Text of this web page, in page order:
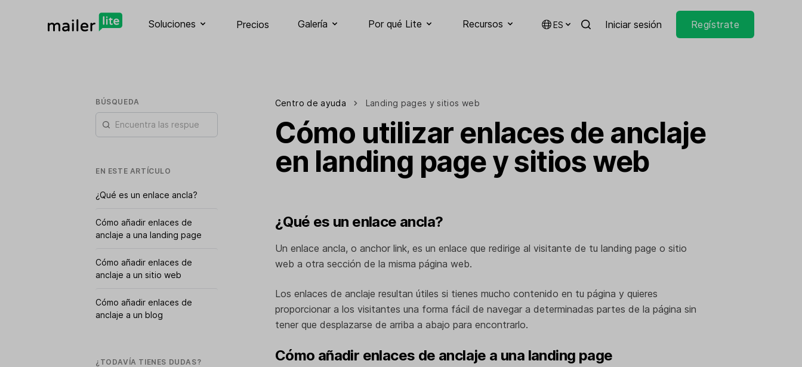
Soluciones Precios Galería Por qué Lite Recursos ES Iniciar sesión Regístrate
BÚSQUEDA
EN ESTE ARTÍCULO
¿Qué es un enlace ancla?
Cómo añadir enlaces de
anclaje a una landing page
Cómo añadir enlaces de
anclaje a un sitio web
Cómo añadir enlaces de
anclaje a un blog
¿TODAVÍA TIENES DUDAS?
Centro de ayuda Landing pages y sitios web
Cómo utilizar enlaces de anclaje
en landing page y sitios web
¿Qué es un enlace ancla?
Un enlace ancla, o anchor link, es un enlace que redirige al visitante de tu landing page o sitio
web a otra sección de la misma página web.
Los enlaces de anclaje resultan útiles si tienes mucho contenido en tu página y quieres
proporcionar a los visitantes una forma fácil de navegar a determinadas partes de la página sin
tener que desplazarse de arriba a abajo para encontrarlo.
Cómo añadir enlaces de anclaje a una landing page